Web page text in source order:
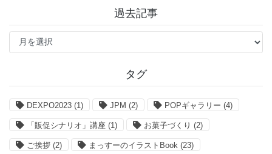
過去記事
過
記
タグ
DEXPO2023 (1) JPM (2) POPギャラリー (4)
「販促シナリオ」講座 (1) お菓子づくり (2)
ご挨拶 (2) まっすーのイラストBook (23)